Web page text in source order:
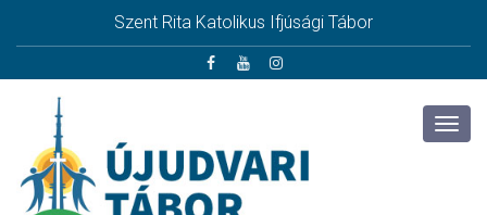
Szent Rita Katolikus Ifjúsági Tábor